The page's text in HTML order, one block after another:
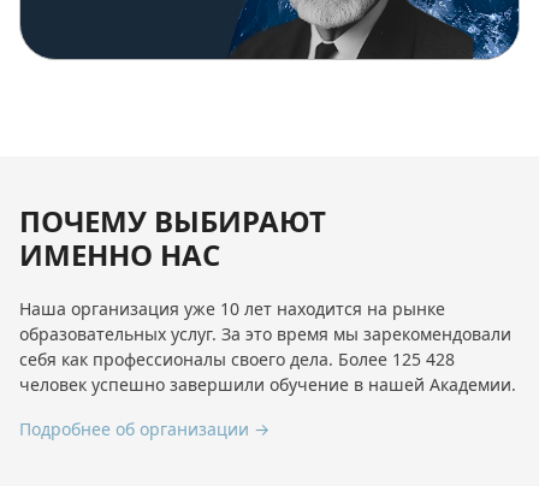
ПОЧЕМУ ВЫБИРАЮТ
ИМЕННО НАС
Наша организация уже 10 лет находится на рынке
образовательных услуг. За это время мы зарекомендовали
себя как профессионалы своего дела. Более 125 428
человек успешно завершили обучение в нашей Академии.
Подробнее об организации →